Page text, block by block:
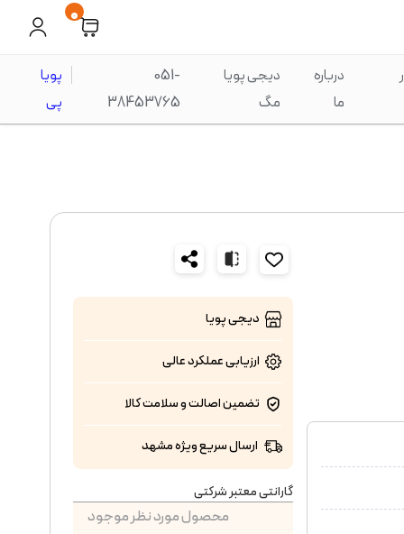
0
درباره
ما
دیجی پویا
مگ
051-
38453765
پویا
پی
دیجی پویا
ارزیابی عملکردعالی
تضمین اصالت و سلامت کالا
ارسال سریع ویژه مشهد
گارانتی معتبر شرکتی
محصول مورد نظر موجود